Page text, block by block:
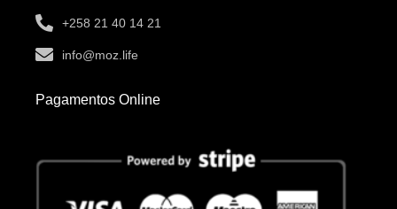
+258 21 40 14 21
info@moz.life
Pagamentos Online